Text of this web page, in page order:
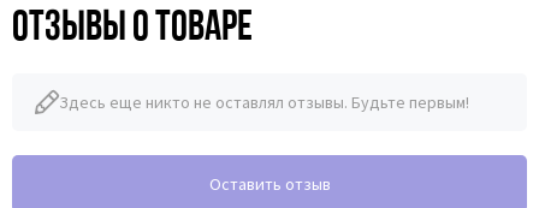
Отзывы о товаре
Здесь еще никто не оставлял отзывы. Будьте первым!
Оставить отзыв